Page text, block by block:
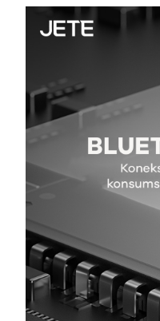
Dengarkan langsung
menggunakan produk dan
3 ★
1 ★
J***
10 November 2025